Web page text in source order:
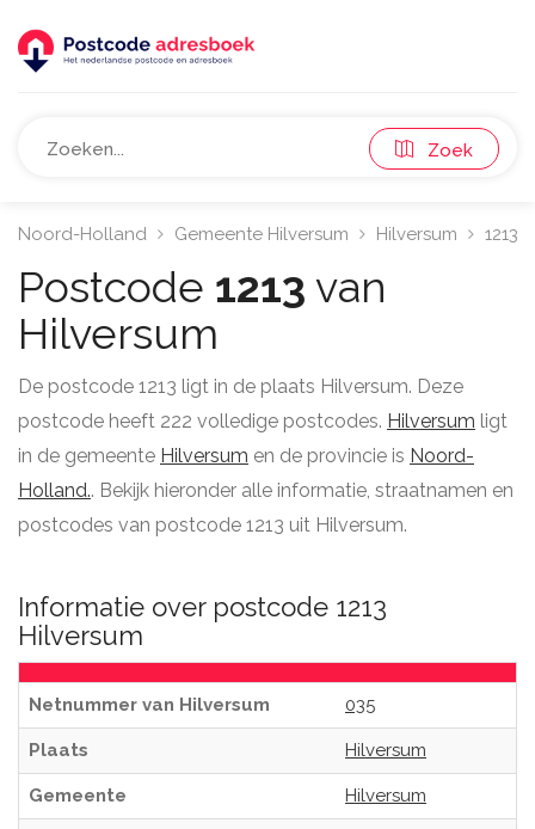
Zoek
Noord-Holland Gemeente Hilversum Hilversum 1213
Postcode 1213 van
Hilversum
De postcode 1213 ligt in de plaats Hilversum. Deze
postcode heeft 222 volledige postcodes. Hilversum ligt
in de gemeente Hilversum en de provincie is Noord-
Holland.. Bekijk hieronder alle informatie, straatnamen en
postcodes van postcode 1213 uit Hilversum.
Informatie over postcode 1213
Hilversum
Netnummer van Hilversum 035
Plaats Hilversum
Gemeente Hilversum